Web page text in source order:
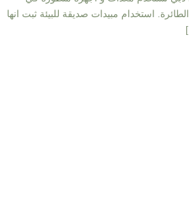
استخدام مبيدات صديقة للبيئة ثبت انها